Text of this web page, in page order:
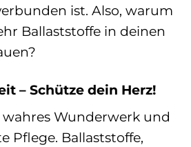
ist. Also, warum
Ballaststoffe in deinen
– Schütze dein Herz!
wahres Wunderwerk und
Pflege. Ballaststoffe,